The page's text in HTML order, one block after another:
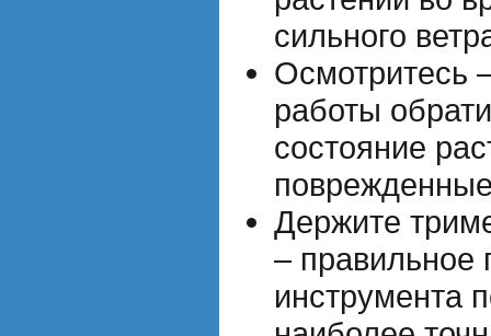
сильного
Осмотритесь
работы
состояние
Держите
– правильное
инструмента